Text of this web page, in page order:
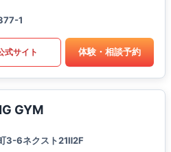
1
式サイト 体験・相談予約
GYM
3-6ネクスト21Ⅱ2F